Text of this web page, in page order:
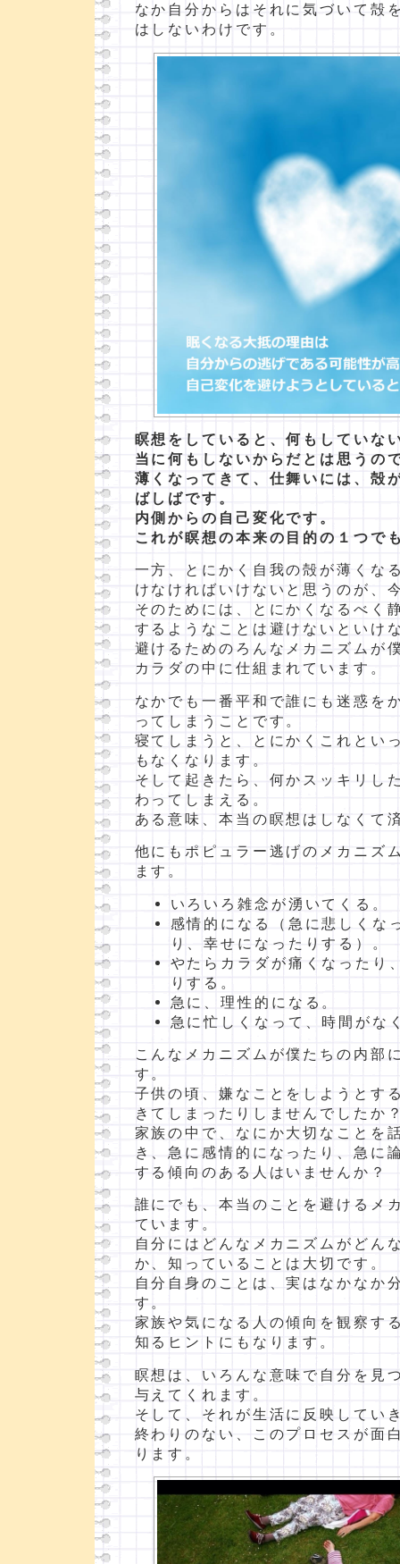
なか自分からはそれに気づいて殻
はしないわけです。
瞑想をしていると、何もしていな
当に何もしないからだとは思うの
薄くなってきて、仕舞いには、殻
ばしばです。
内側からの自己変化です。
これが瞑想の本来の目的の１つで
一方、とにかく自我の殻が薄くな
けなければいけないと思うのが、
そのためには、とにかくなるべく
するようなことは避けないといけ
避けるためのろんなメカニズムが
カラダの中に仕組まれています。
なかでも一番平和で誰にも迷惑を
ってしまうことです。
寝てしまうと、とにかくこれとい
もなくなります。
そして起きたら、何かスッキリし
わってしまえる。
ある意味、本当の瞑想はしなくて
他にもポピュラー逃げのメカニズ
ます。
いろいろ雑念が湧いてくる。
感情的になる（急に悲しくな
り、幸せになったりする）。
やたらカラダが痛くなったり
りする。
急に、理性的になる。
急に忙しくなって、時間がな
こんなメカニズムが僕たちの内部
す。
子供の頃、嫌なことをしようとす
きてしまったりしませんでしたか
家族の中で、なにか大切なことを
き、急に感情的になったり、急に
する傾向のある人はいませんか？
誰にでも、本当のことを避けるメ
ています。
自分にはどんなメカニズムがどん
か、知っていることは大切です。
自分自身のことは、実はなかなか
す。
家族や気になる人の傾向を観察す
知るヒントにもなります。
瞑想は、いろんな意味で自分を見
与えてくれます。
そして、それが生活に反映してい
終わりのない、このプロセスが面
ります。